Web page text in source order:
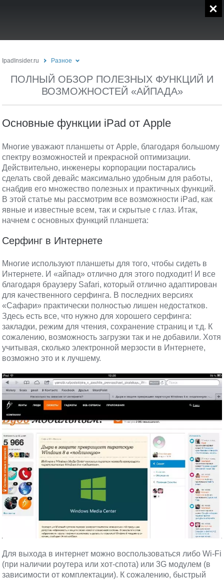
IpadInsider.ru Разное
ПОЛНЫЙ ОБЗОР ПОЛЕЗНЫХ ФУНКЦИЙ И
ВОЗМОЖНОСТЕЙ «АЙПАДА»
Основные функции iPad от Apple
Многие уважают планшеты от Apple, благодаря большому
спектру возможностей и прекрасной оптимизации.
Действительно, инженеры корпорации постарались
сделать свой девайс максимально удобным для работы,
снабдив его множество полезных и практичных функций.
В этой статье мы рассмотрим все возможности iPad, как
явные и известные всем, так и скрытые с глаз. Итак,
начнем с основных функций планшета:
Серфинг в Интернете
Многие используют планшеты для того, чтобы сидеть в
Интернете. И «айпад» отлично для этого подходит! И все
благодаря браузеру Safari, который отлично адаптирован
для качественного серфинга. В последних версиях
«Сафари» практически полностью лишен недостатков.
Здесь есть все, что нужно для хорошего серфинга:
закладки, режим для чтения, сохранение страниц и т.д. К
сожалению, возможность загрузки так и не добавили. Хотя
учитывая, сколько электронной мерзости в Интернете,
возможно это и к лучшему.
Для выхода в интернет можно воспользоваться либо Wi-Fi
(при наличии роутера или хот-спота) или 3G модулем (в
зависимости от комплектации). К сожалению, быстрый